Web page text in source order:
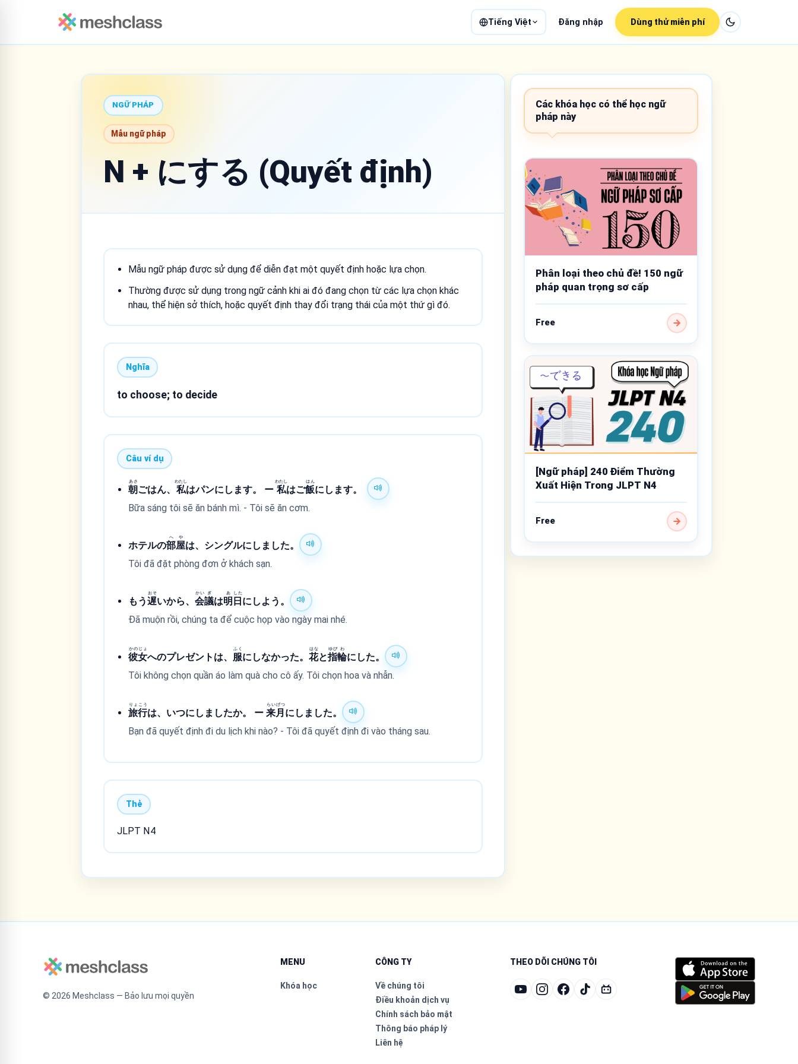
Tiếng Việt Đăng nhập Dùng thử miễn phí
NGỮ PHÁP
Mẫu ngữ pháp
N + にする (Quyết định)
Mẫu ngữ pháp được sử dụng để diễn đạt một quyết định hoặc lựa chọn.
Thường được sử dụng trong ngữ cảnh khi ai đó đang chọn từ các lựa chọn khác
nhau, thể hiện sở thích, hoặc quyết định thay đổi trạng thái của một thứ gì đó.
Nghĩa
to choose; to decide
Câu ví dụ
朝
あさ
ごはん、 私
わたし
はパンにします。 ー 私
わたし
はご飯
はん
にします。
Bữa sáng tôi sẽ ăn bánh mì. - Tôi sẽ ăn cơm.
ホテルの部
へ
屋
や
は、シングルにしました。
Tôi đã đặt phòng đơn ở khách sạn.
もう遅
おそ
いから、会
かい
議
ぎ
は明
あ
日
した
にしよう。
Đã muộn rồi, chúng ta để cuộc họp vào ngày mai nhé.
彼
かの
女
じょ
へのプレゼントは、 服
ふく
にしなかった。花
はな
と指
ゆび
輪
わ
にした。
Tôi không chọn quần áo làm quà cho cô ấy. Tôi chọn hoa và nhẫn.
旅
りょ
行
こう
は、いつにしましたか。 ー来
らい
月
げつ
にしました。
Bạn đã quyết định đi du lịch khi nào? - Tôi đã quyết định đi vào tháng sau.
Thẻ
JLPT N4
Các khóa học có thể học ngữ
pháp này
Phân loại theo chủ đề! 150 ngữ
pháp quan trọng sơ cấp
Free
[Ngữ pháp] 240 Điểm Thường
Xuất Hiện Trong JLPT N4
Free
© 2026 Meshclass — Bảo lưu mọi quyền
MENU
Khóa học
CÔNG TY
Về chúng tôi
Điều khoản dịch vụ
Chính sách bảo mật
Thông báo pháp lý
Liên hệ
THEO DÕI CHÚNG TÔI